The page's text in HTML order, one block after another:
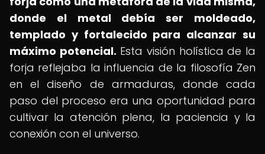
donde el metal debía ser moldeado,
templado y fortalecido para alcanzar su
máximo potencial. Esta visión holística de la
forja reflejaba la influencia de la filosofía Zen
en el diseño de armaduras, donde cada
paso del proceso era una oportunidad para
cultivar la atención plena, la paciencia y la
conexión con el universo.